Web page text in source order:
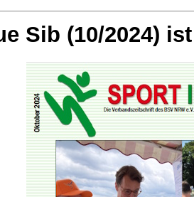
Sib (10/2024)